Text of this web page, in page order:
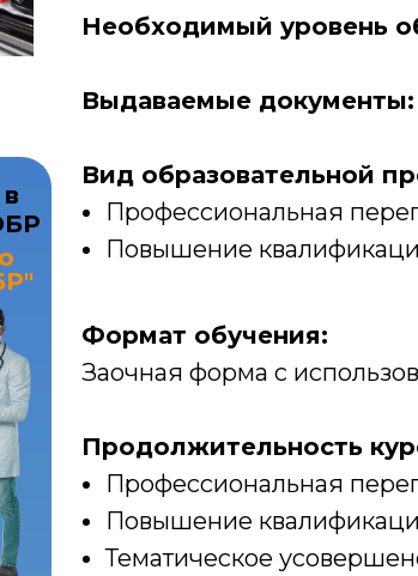
Необходимый уровень
Выдаваемые документы:
Вид образовательной
Профессиональная
Повышение
Формат обучения:
Заочная форма с
Продолжительность
Профессиональная
Повышение
Тематическое